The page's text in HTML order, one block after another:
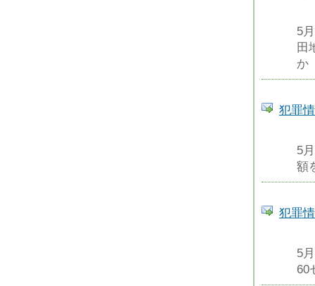
5
田
か
犯罪
5
額
犯罪
5
60